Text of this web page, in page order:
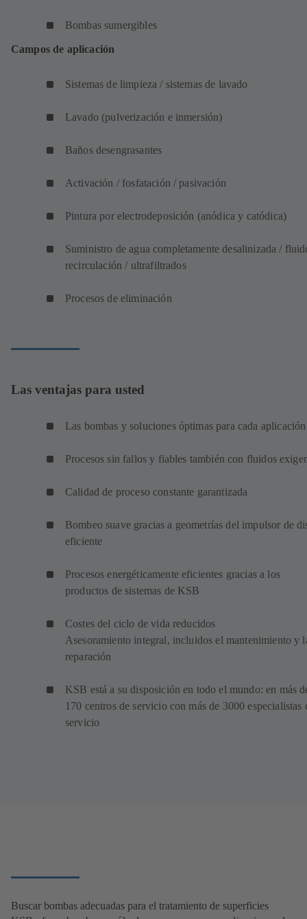
Bombas sumergibles
Campos de aplicación
Sistemas de limpieza / sistemas de lavado
Lavado (pulverización e inmersión)
Baños desengrasantes
Activación / fosfatación / pasivación
Pintura por electrodeposición (anódica y catódica)
Suministro de agua completamente desalinizada /
recirculación / ultrafiltrados
Procesos de eliminación
Las ventajas para usted
Las bombas y soluciones óptimas para cada aplicación
Procesos sin fallos y fiables también con fluidos
Calidad de proceso constante garantizada
Bombeo suave gracias a geometrías del impulsor de
eficiente
Procesos energéticamente eficientes gracias a los
productos de sistemas de KSB
Costes del ciclo de vida reducidos
Asesoramiento integral, incluidos el mantenimiento y
reparación
KSB está a su disposición en todo el mundo: en más
170 centros de servicio con más de 3000 especialistas
servicio
Buscar bombas adecuadas para el tratamiento de superficies